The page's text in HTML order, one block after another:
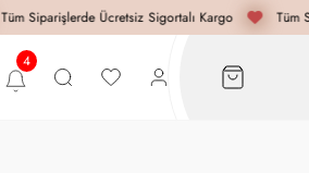
Tüm Siparişlerde Ücretsiz Sigortalı Kargo Tüm